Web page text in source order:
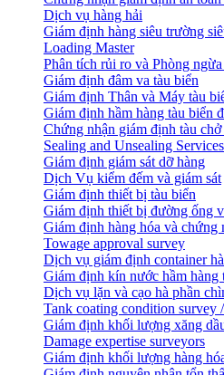
Dịch vụ hàng hải
Giám định hàng siêu trường
Loading Master
Phân tích rủi ro và Phòng
​Giám định đâm va tàu biển
Giám định Thân và Máy tàu
​Giám định hầm hàng tàu biển
Chứng nhận giám định tàu
Sealing and Unsealing Services
Giám định giám sát dỡ hàng
Dịch Vụ kiểm đếm và giám sát
Giám định thiết bị tàu biển
Giám định thiết bị đường ống
Giám định hàng hóa và chứng
Towage approval survey
Dịch vụ giám định container
Giám định kín nước hầm hàng
Dịch vụ lặn và cạo hà phần
Tank coating condition survey
Giám định khối lượng xăng
Damage expertise surveyors
Giám định khối lượng hàng